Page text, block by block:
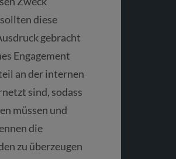
diese
gebracht
Engagement
an der internen
sind, sodass
müssen und
die
zu überzeugen